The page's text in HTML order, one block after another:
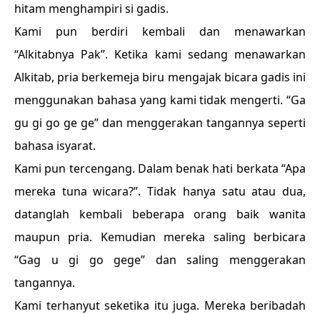
hitam menghampiri si gadis.
Kami pun berdiri kembali dan menawarkan
“Alkitabnya Pak”. Ketika kami sedang menawarkan
Alkitab, pria berkemeja biru mengajak bicara gadis ini
menggunakan bahasa yang kami tidak mengerti. “Ga
gu gi go ge ge” dan menggerakan tangannya seperti
bahasa isyarat.
Kami pun tercengang. Dalam benak hati berkata “Apa
mereka tuna wicara?”. Tidak hanya satu atau dua,
datanglah kembali beberapa orang baik wanita
maupun pria. Kemudian mereka saling berbicara
“Gag u gi go gege” dan saling menggerakan
tangannya.
Kami terhanyut seketika itu juga. Mereka beribadah